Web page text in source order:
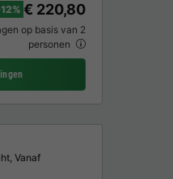
€ 220,80
op basis van 2
personen
Vanaf